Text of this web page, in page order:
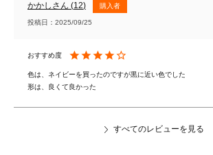
かかし 12 購入者
投稿日 2025/09/25
色は、ネイビーを買ったのですが黒に近い色でした
形は、良くて良かった
すべてのレビューを見る